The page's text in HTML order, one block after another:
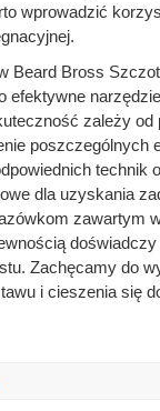
wprowadzić
Beard Bross
efektywne
zależy od
poszczególnych
technik
dla uzyskania
zawartym
Zachęcamy do
i cieszenia się